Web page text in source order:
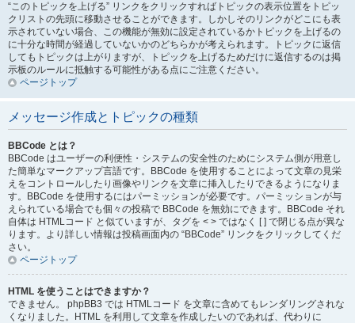
“このトピックを上げる” リンクをクリックすればトピックの表示位置をトピッ
クリストの先頭に移動させることができます。しかしそのリンクがどこにも表
示されていない場合、この機能が無効に設定されているかトピックを上げるの
に十分な時間が経過していないかのどちらかが考えられます。トピックに返信
してもトピックは上がりますが、トピックを上げるためだけに返信するのは掲
示板のルールに抵触する可能性がある点にご注意ください。
ページトップ
メッセージ作成とトピックの種類
BBCode とは？
BBCode はユーザーの利便性・システムの安全性のためにシステム側が用意し
た簡単なマークアップ言語です。BBCode を使用することによって文章の見栄
えをコントロールしたり画像やリンクを文章に挿入したりできるようになりま
す。BBCode を使用するにはパーミッションが必要です。パーミッションが与
えられている場合でも個々の投稿で BBCode を無効にできます。BBCode それ
自体は HTMLコード と似ていますが、タグを < > ではなく [ ] で閉じる点が異な
ります。より詳しい情報は投稿画面内の “BBCode” リンクをクリックしてくだ
さい。
ページトップ
HTML を使うことはできますか？
できません。 phpBB3 では HTMLコード を文章に含めてもレンダリングされな
くなりました。HTML を利用して文章を作成したいのであれば、代わりに